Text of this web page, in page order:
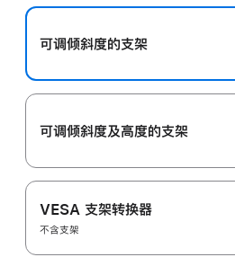
可调倾斜度的支架
可调倾斜度及高‍度的支‍架
VESA 支架转换器
不含支架